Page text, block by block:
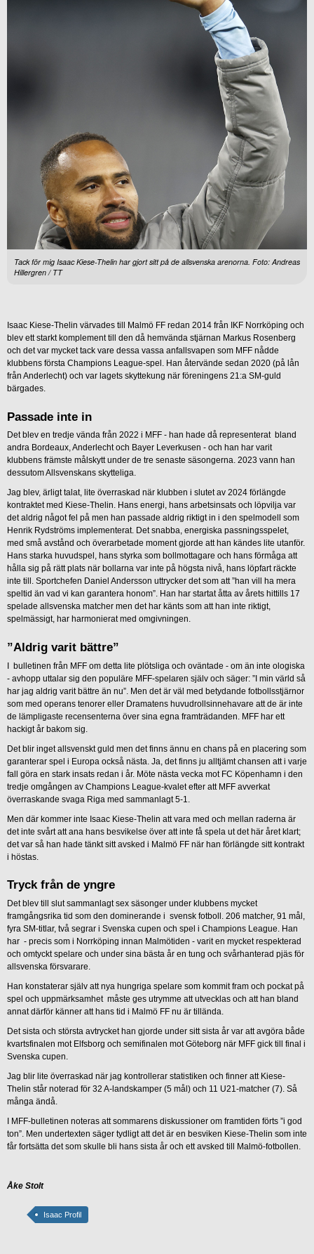
Tack för mig Isaac Kiese-Thelin har gjort sitt på de allsvenska arenorna. Foto: Andreas
Hillergren / TT
Isaac Kiese-Thelin värvades till Malmö FF redan 2014 från IKF Norrköping och
blev ett starkt komplement till den då hemvända stjärnan Markus Rosenberg
och det var mycket tack vare dessa vassa anfallsvapen som MFF nådde
klubbens första Champions League-spel. Han återvände sedan 2020 (på lån
från Anderlecht) och var lagets skyttekung när föreningens 21:a SM-guld
bärgades.
Passade inte in
Det blev en tredje vända från 2022 i MFF - han hade då representerat bland
andra Bordeaux, Anderlecht och Bayer Leverkusen - och han har varit
klubbens främste målskytt under de tre senaste säsongerna. 2023 vann han
dessutom Allsvenskans skytteliga.
Jag blev, ärligt talat, lite överraskad när klubben i slutet av 2024 förlängde
kontraktet med Kiese-Thelin. Hans energi, hans arbetsinsats och löpvilja var
det aldrig något fel på men han passade aldrig riktigt in i den spelmodell som
Henrik Rydströms implementerat. Det snabba, energiska passningsspelet,
med små avstånd och överarbetade moment gjorde att han kändes lite utanför.
Hans starka huvudspel, hans styrka som bollmottagare och hans förmåga att
hålla sig på rätt plats när bollarna var inte på högsta nivå, hans löpfart räckte
inte till. Sportchefen Daniel Andersson uttrycker det som att ”han vill ha mera
speltid än vad vi kan garantera honom”. Han har startat åtta av årets hittills 17
spelade allsvenska matcher men det har känts som att han inte riktigt,
spelmässigt, har harmonierat med omgivningen.
”Aldrig varit bättre”
I bulletinen från MFF om detta lite plötsliga och oväntade - om än inte ologiska
- avhopp uttalar sig den populäre MFF-spelaren själv och säger: ”I min värld så
har jag aldrig varit bättre än nu”. Men det är väl med betydande fotbollsstjärnor
som med operans tenorer eller Dramatens huvudrollsinnehavare att de är inte
de lämpligaste recensenterna över sina egna framträdanden. MFF har ett
hackigt år bakom sig.
Det blir inget allsvenskt guld men det finns ännu en chans på en placering som
garanterar spel i Europa också nästa. Ja, det finns ju alltjämt chansen att i varje
fall göra en stark insats redan i år. Möte nästa vecka mot FC Köpenhamn i den
tredje omgången av Champions League-kvalet efter att MFF avverkat
överraskande svaga Riga med sammanlagt 5-1.
Men där kommer inte Isaac Kiese-Thelin att vara med och mellan raderna är
det inte svårt att ana hans besvikelse över att inte få spela ut det här året klart;
det var så han hade tänkt sitt avsked i Malmö FF när han förlängde sitt kontrakt
i höstas.
Tryck från de yngre
Det blev till slut sammanlagt sex säsonger under klubbens mycket
framgångsrika tid som den dominerande i svensk fotboll. 206 matcher, 91 mål,
fyra SM-titlar, två segrar i Svenska cupen och spel i Champions League. Han
har - precis som i Norrköping innan Malmötiden - varit en mycket respekterad
och omtyckt spelare och under sina bästa år en tung och svårhanterad pjäs för
allsvenska försvarare.
Han konstaterar själv att nya hungriga spelare som kommit fram och pockat på
spel och uppmärksamhet måste ges utrymme att utvecklas och att han bland
annat därför känner att hans tid i Malmö FF nu är tillända.
Det sista och största avtrycket han gjorde under sitt sista år var att avgöra både
kvartsfinalen mot Elfsborg och semifinalen mot Göteborg när MFF gick till final i
Svenska cupen.
Jag blir lite överraskad när jag kontrollerar statistiken och finner att Kiese-
Thelin står noterad för 32 A-landskamper (5 mål) och 11 U21-matcher (7). Så
många ändå.
I MFF-bulletinen noteras att sommarens diskussioner om framtiden förts ”i god
ton”. Men undertexten säger tydligt att det är en besviken Kiese-Thelin som inte
får fortsätta det som skulle bli hans sista år och ett avsked till Malmö-fotbollen.
Åke Stolt
Isaac Profil